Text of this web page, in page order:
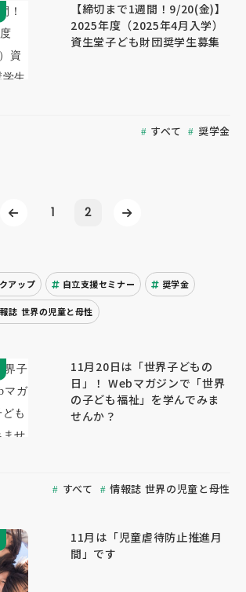
【締切まで1週間！9/20(金)】
2025年度（2025年4月入学）
資生堂子ども財団奨学生募集
すべて 奨学金
1 2
アップ 自立支援セミナー 奨学金
誌 世界の児童と母性
11月20日は「世界子どもの
日」！ Webマガジンで「世界
の子ども福祉」を学んでみま
せんか？
すべて 情報誌 世界の児童と母性
11月は「児童虐待防止推進月
間」です